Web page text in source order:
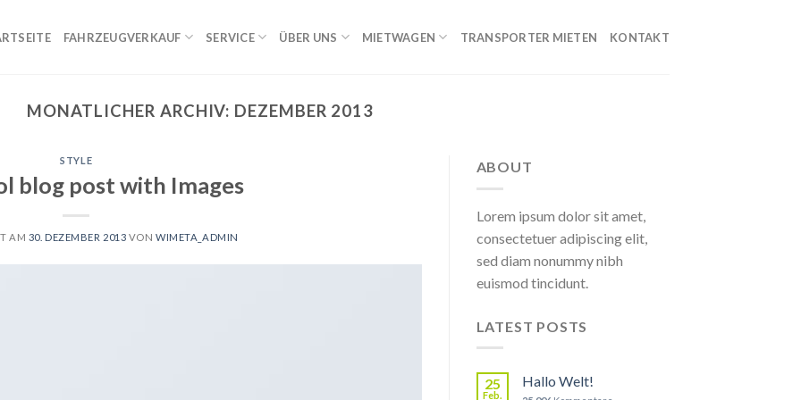
FAHRZEUGVERKAUF SERVICE ÜBER UNS MIETWAGEN TRANSPORTER MIETEN KONTAKT
MONATLICHER ARCHIV: DEZEMBER 2013
STYLE
blog post with Images
AM 30. DEZEMBER 2013 VONWIMETA_ADMIN
ABOUT
Lorem ipsum dolor sit amet,
consectetuer adipiscing elit,
sed diam nonummy nibh
euismod tincidunt.
LATEST POSTS
25
Feb.
Hallo Welt!